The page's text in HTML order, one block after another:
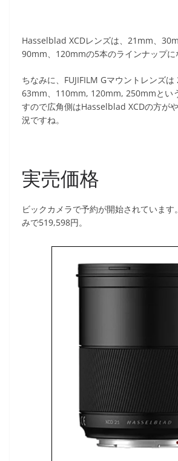
Hasselblad XCDレンズは、21mm、
90mm、120mmの5本のラインナップに
ちなみに、FUJIFILM Gマウントレンズ
63mm、110mm, 120mm, 250mmとい
すので広角側はHasselblad XCDの方が
況ですね。
実売価格
ビックカメラで予約が開始されています
みで519,598円。